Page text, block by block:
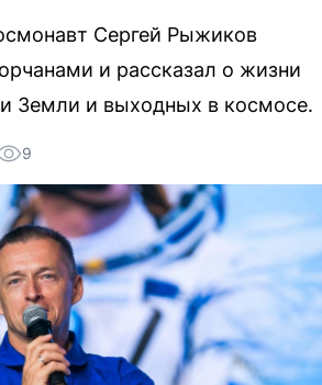
Сергей Рыжиков
и рассказал о жизни
Земли и выходных в космосе.
9